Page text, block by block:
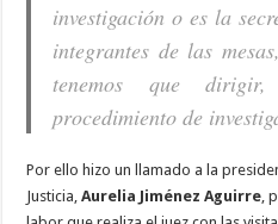
investigación o es la
integrantes de las
tenemos que
procedimiento de
Por ello hizo un llamado a la
Justicia,Aurelia Jiménez Aguirre ,